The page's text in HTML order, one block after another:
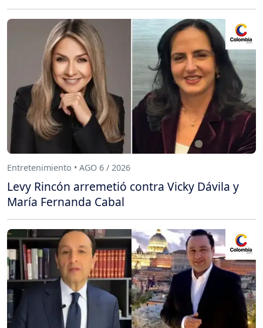
Entretenimiento • AGO 6 / 2026
Levy Rincón arremetió contra Vicky Dávila y
María Fernanda Cabal